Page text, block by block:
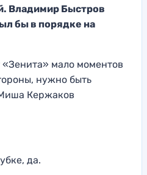
Владимир Быстров
бы в порядке на
мало моментов
нужно быть
Кержаков
да.